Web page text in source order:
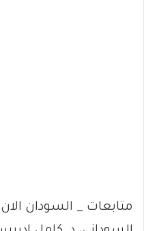
متابعات _ السودان